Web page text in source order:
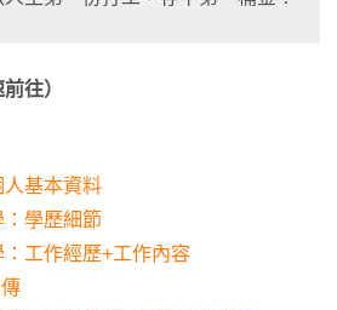
往）
基本資料
學歷細節
工作經歷+工作內容